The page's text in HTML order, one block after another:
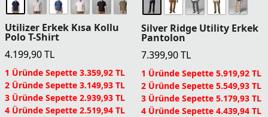
Utilizer Erkek Kısa Kollu
Polo T-Shirt
4.199,90TL
1 Üründe Sepette 3.359,92 TL
2 Üründe Sepette 3.149,93 TL
3 Üründe Sepette 2.939,93 TL
4 Üründe Sepette 2.519,94 TL
Silver Ridge Utility Erkek
Pantolon
7.399,90TL
1 Üründe Sepette 5.919,92 TL
2 Üründe Sepette 5.549,93 TL
3 Üründe Sepette 5.179,93 TL
4 Üründe Sepette 4.439,94 TL